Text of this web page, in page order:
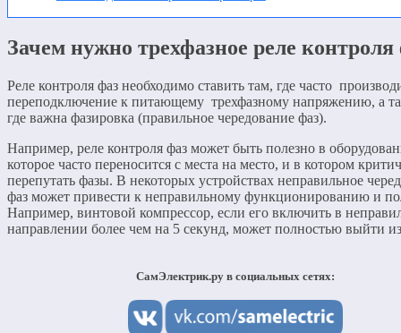
Зачем нужно трехфазное реле контроля
Реле контроля фаз необходимо ставить там, где часто
переподключение к питающему трехфазному напряжению, а
где важна фазировка (правильное чередование фаз).
Например, реле контроля фаз может быть полезно в
которое часто переносится с места на место, и в котором
перепутать фазы. В некоторых устройствах неправильное
фаз может привести к неправильному функционированию и
Например, винтовой компрессор, если его включить в
направлении более чем на 5 секунд, может полностью выйти
СамЭлектрик.ру в социальных сетях: